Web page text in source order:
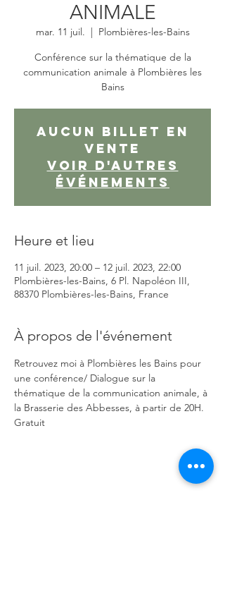
ANIMALE
mar. 11 juil.
  |
Plombières-les-Bains
Conférence sur la thématique de la
communication animale à Plombières les
Bains
Aucun billet en
vente
Voir d'autres
événements
Heure et lieu
11 juil. 2023, 20:00 – 12 juil. 2023, 22:00
Plombières-les-Bains, 6 Pl. Napoléon III,
88370 Plombières-les-Bains, France
À propos de l'événement
Retrouvez moi à Plombières les Bains pour
une conférence/ Dialogue sur la
thématique de la communication animale, à
la Brasserie des Abbesses, à partir de 20H.
Gratuit